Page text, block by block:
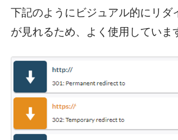
下記のようにビジュアル的にリダ
が見れるため、よく使用していま